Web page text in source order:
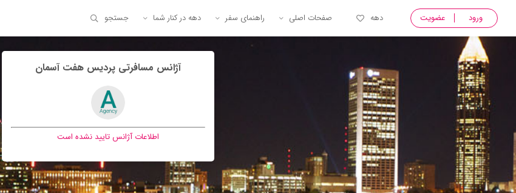
ورود عضویت دهه صفحات اصلی راهنمای سفر دهه در کنار شما جستجو
آژانس مسافرتی پرديس هفت آسمان
اطلاعات آژانس تایید نشده است